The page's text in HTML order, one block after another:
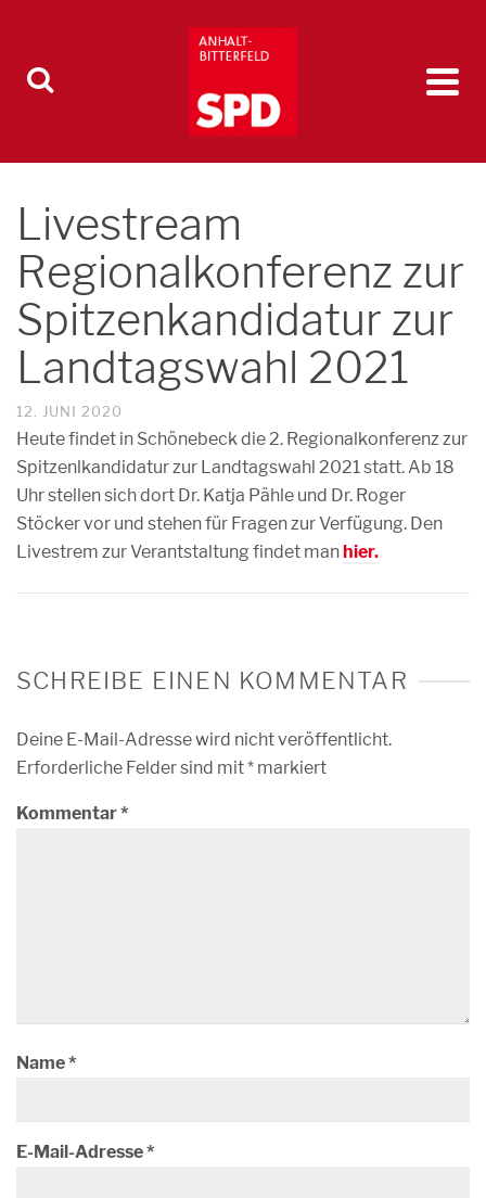
Livestream
Regionalkonferenz zur
Spitzenkandidatur zur
Landtagswahl 2021
12. JUNI 2020
Heute findet in Schönebeck die 2. Regionalkonferenz zur
Spitzenlkandidatur zur Landtagswahl 2021 statt. Ab 18
Uhr stellen sich dort Dr. Katja Pähle und Dr. Roger
Stöcker vor und stehen für Fragen zur Verfügung. Den
Livestrem zur Verantstaltung findet manhier.
SCHREIBE EINEN KOMMENTAR
Deine E-Mail-Adresse wird nicht veröffentlicht.
Erforderliche Felder sind mit* markiert
Kommentar*
Name*
E-Mail-Adresse*